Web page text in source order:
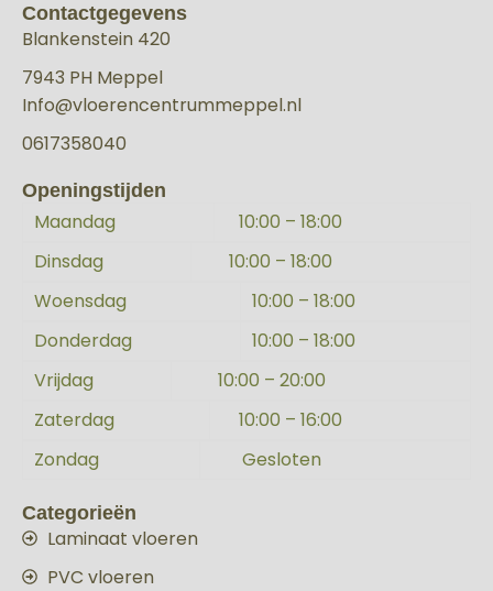
Contactgegevens
Blankenstein 420
7943 PH Meppel
Info@vloerencentrummeppel.nl
0617358040
Openingstijden
Maandag
10:00 – 18:00
Dinsdag
10:00 – 18:00
Woensdag
10:00 – 18:00
Donderdag
10:00 – 18:00
Vrijdag
10:00 – 20:00
Zaterdag
10:00 – 16:00
Zondag
Gesloten
Categorieën
Laminaat vloeren
PVC vloeren